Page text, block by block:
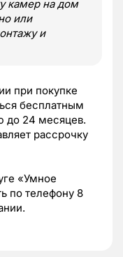
камер на дом
или
и
при покупке
бесплатным
до 24 месяцев.
рассрочку
«Умное
по телефону 8